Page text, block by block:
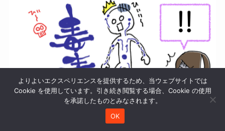
よりよいエクスペリエンスを提供するため、当ウェブサイトでは
Cookie を使用しています。引き続き閲覧する場合、Cookie の使用
を承諾したものとみなされます。
OK